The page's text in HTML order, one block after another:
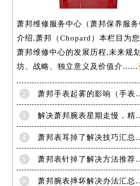
萧邦维修服务中心（萧邦保养服务
介绍,萧邦（Chopard）本栏目为您
萧邦维修中心的发展历程,未来规
坊、战略、独立意义及价值介......
2 萧邦手表起雾的影
3 解决萧邦腕表星期
4 萧邦表耳掉了解决技巧
5 萧邦表针掉了解决方
6 萧邦腕表摔坏解决办法